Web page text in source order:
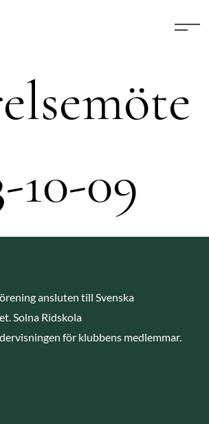
10-09
ansluten till Svenska
Solna Ridskola
för klubbens medlemmar.